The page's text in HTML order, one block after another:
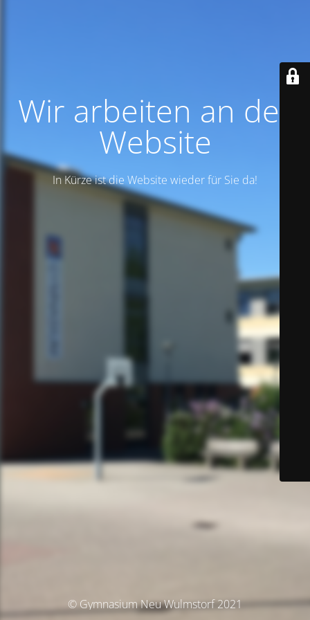
Wir arbeiten an der
Website
In Kürze ist die Website wieder für Sie da!
© Gymnasium Neu Wulmstorf 2021